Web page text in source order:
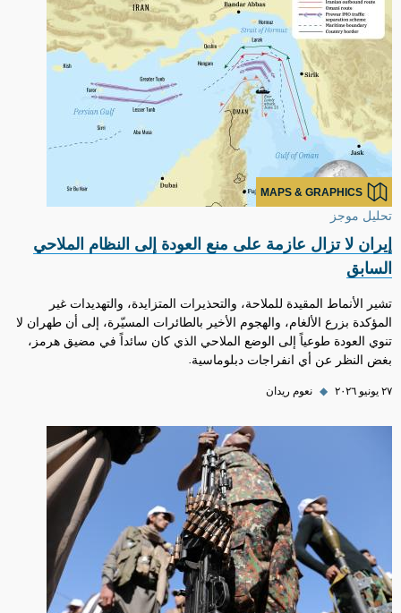
MAPS & GRAPHICS
تحليل موجز
إيران لا تزال عازمة على منع العودة إلى النظام الملاحي
السابق
تشير الأنماط المقيدة للملاحة، والتحذيرات المتزايدة، والتهديدات غير
المؤكدة بزرع الألغام، والهجوم الأخير بالطائرات المسيّرة، إلى أن طهران لا
تنوي العودة طوعياً إلى الوضع الملاحي الذي كان سائداً في مضيق هرمز،
بغض النظر عن أي انفراجات دبلوماسية.
٢٧ يونيو ٢٠٢٦ ◆ نعوم ريدان